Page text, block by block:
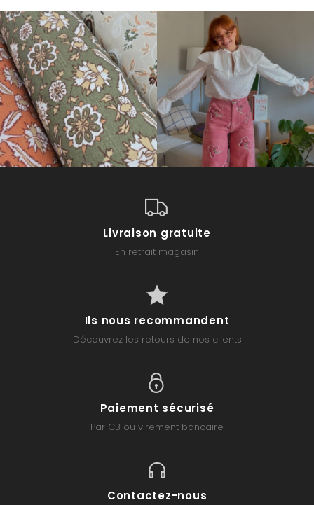
Livraison gratuite
En retrait magasin
Ils nous recommandent
Découvrez les retours de nos clients
Paiement sécurisé
Par CB ou virement bancaire
Contactez-nous